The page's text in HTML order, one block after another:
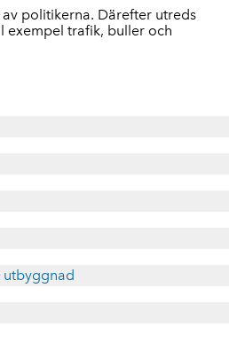
av politikerna. Därefter utreds
exempel trafik, buller och
utbyggnad